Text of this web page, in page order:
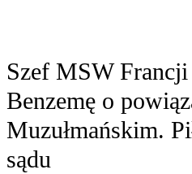
Szef MSW
Benzemę o
Muzułmańskim.
sądu